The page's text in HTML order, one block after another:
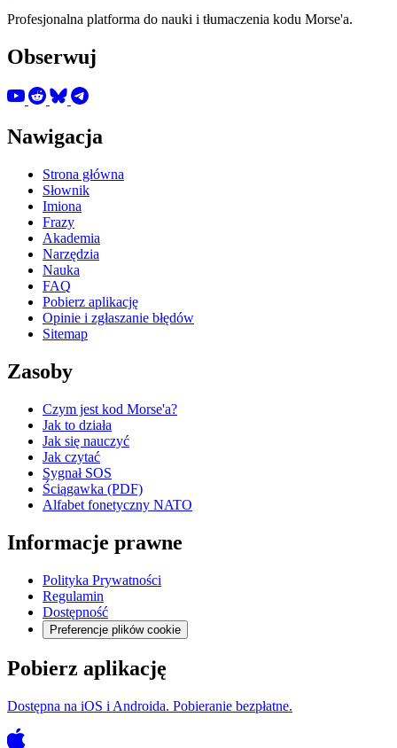
Profesjonalna platforma do nauki i tłumaczenia kodu Morse'a.
Obserwuj
Nawigacja
Strona główna
Słownik
Imiona
Frazy
Akademia
Narzędzia
Nauka
FAQ
Pobierz aplikację
Opinie i zgłaszanie błędów
Sitemap
Zasoby
Czym jest kod Morse'a?
Jak to działa
Jak się nauczyć
Jak czytać
Sygnał SOS
Ściągawka (PDF)
Alfabet fonetyczny NATO
Informacje prawne
Polityka Prywatności
Regulamin
Dostępność
Preferencje plików cookie
Pobierz aplikację
Dostępna na iOS i Androida. Pobieranie bezpłatne.